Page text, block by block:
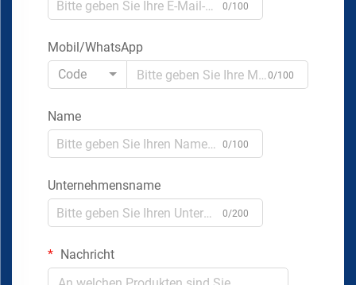
0/100
Mobil/WhatsApp
Code
0/100
Name
0/100
Unternehmensname
0/200
Nachricht